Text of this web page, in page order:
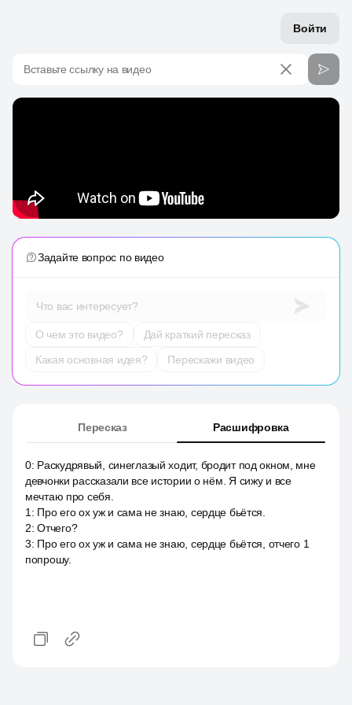
Войти
Вставьте ссылку на видео
Задайте вопрос по видео
Что вас интересует?
О чем это видео?
Дай краткий пересказ
Какая основная идея?
Перескажи видео
Пересказ Расшифровка
0: Раскудрявый, синеглазый ходит, бродит под окном, мне
девчонки рассказали все истории о нём. Я сижу и все
мечтаю про себя.
1 : Про его ох уж и сама не знаю, сердце бьётся.
2:Отчего?
3: Про его ох уж и сама не знаю, сердце бьётся, отчего 1
попрошу.